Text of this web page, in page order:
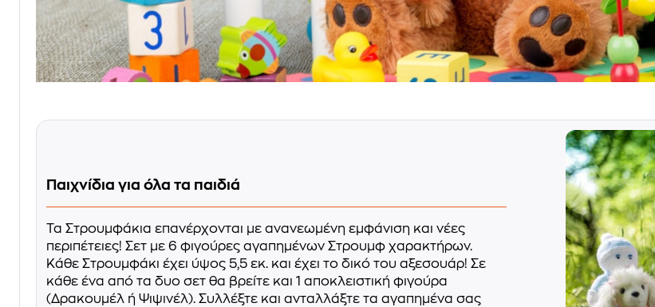
Παιχνίδια για όλα τα παιδιά
Τα Στρουμφάκια επανέρχονται με ανανεωμένη εμφάνιση και νέες
περιπέτειες! Σετ με 6 φιγούρες αγαπημένων Στρουμφ χαρακτήρων.
Κάθε Στρουμφάκι έχει ύψος 5,5 εκ. και έχει το δικό του αξεσουάρ! Σε
κάθε ένα από τα δυο σετ θα βρείτε και 1 αποκλειστική φιγούρα
(Δρακουμέλ ή Ψιψινέλ). Συλλέξτε και ανταλλάξτε τα αγαπημένα σας